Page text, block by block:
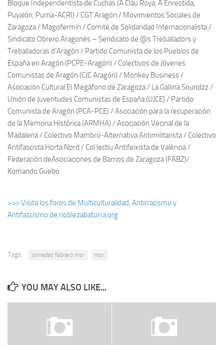
Bloque Independentista de Cuchas (A Clau Roya, A Enrestida,
Puyalón, Purna-ACRI) / CGT Aragón / Movimientos Sociales de
Zaragoza / Magofermín / Comité de Solidaridad Internacionalista /
Sindicato Obrero Aragonés – Sendicato de @s Treballadors y
Treballadoras d’Aragón / Partido Comunista de los Pueblos de
España en Aragón (PCPE-Aragón) / Colectivos de Jóvenes
Comunistas de Aragón (CJC Aragón) / Monkey Business /
Asociación Cultural El Megáfono de Zaragoza / La Gallina Soundzz /
Unión de Juventudes Comunistas de España (UJCE) / Partido
Comunista de Aragón (PCA-PCE) / Asociación para la recuperación
de la Memoria Histórica (ARMHA) / Asociación Vecinal de la
Madalena / Colectivo Mambrú-Alternativa Antimilitarista / Colectivo
Antifascista Horta Nord / Col·lectiu Antifeixista de València /
Federación deAsociaciones de Barrios de Zaragoza (FABZ)/
Komando Güebo
>>> Visita los foros de Multiculturalidad, Antirracismo y
Antifascismo de noblezabaturra.org
Tags: jornadas febrero msr msr
YOU MAY ALSO LIKE...